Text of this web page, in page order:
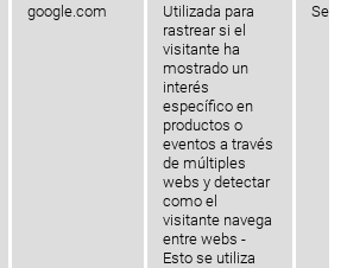
google.com
Utilizada para
rastrear si el
visitante ha
mostrado un
interés
específico en
productos o
eventos a través
de múltiples
webs y detectar
como el
visitante navega
entre webs -
Esto se utiliza